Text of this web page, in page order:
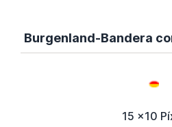
Burgenland-Bandera
15 x10